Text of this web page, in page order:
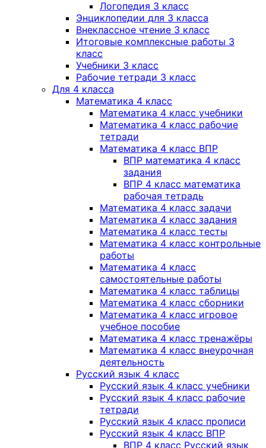
Логопедия 3 класс
Энциклопедии для 3 класса
Внеклассное чтение 3 класс
Итоговые комплексные работы 3
класс
Учебники 3 класс
Рабочие тетради 3 класс
Для 4 класса
Математика 4 класс
Математика 4 класс учебники
Математика 4 класс рабочие
тетради
Математика 4 класс ВПР
ВПР математика 4 класс
задания
ВПР 4 класс математика
рабочая тетрадь
Математика 4 класс задачи
Математика 4 класс задания
Математика 4 класс тесты
Математика 4 класс контрольные
работы
Математика 4 класс
самостоятельные работы
Математика 4 класс таблицы
Математика 4 класс сборники
Математика 4 класс игровое
учебное пособие
Математика 4 класс тренажёры
Математика 4 класс внеурочная
деятельность
Русский язык 4 класс
Русский язык 4 класс учебники
Русский язык 4 класс рабочие
тетради
Русский язык 4 класс прописи
Русский язык 4 класс ВПР
ВПР 4 класс Русский язык